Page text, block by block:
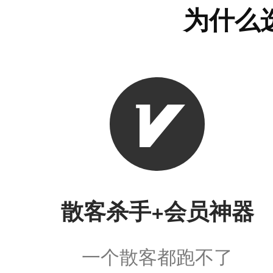
为什么
散客杀手+会员神器
一个散客都跑不了